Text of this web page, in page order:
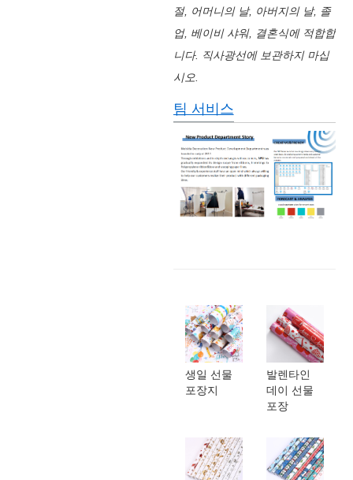
절, 어머니의 날, 아버지의 날, 졸
업, 베이비 샤워, 결혼식에 적합합
니다. 직사광선에 보관하지 마십
시오.
팀 서비스
생일 선물
포장지
발렌타인
데이 선물
포장